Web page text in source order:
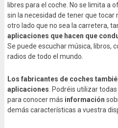
libres para el coche. No se limita a
sin la necesidad de tener que tocar
otro lado que no sea la carretera,
aplicaciones que hacen que
Se puede escuchar música, libros,
radios de todo el mundo.
Los fabricantes de coches
aplicaciones . Podréis utilizar
para conocer más información
demás características a vuestra